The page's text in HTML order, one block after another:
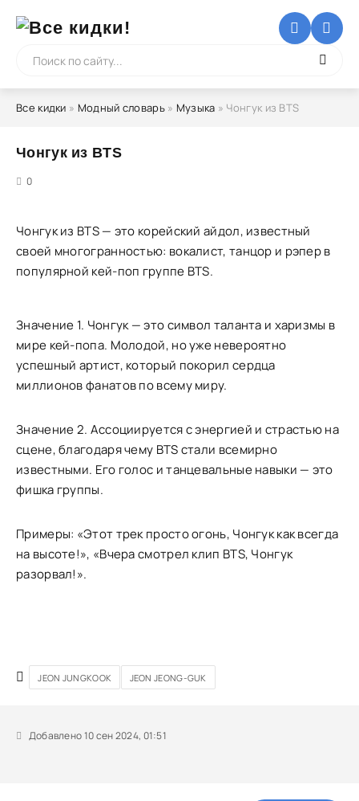
Все кидки » Модный словарь» Музыка » Чонгук из BTS
Чонгук из BTS
0
Чонгук из BTS — это корейский айдол, известный
своей многогранностью: вокалист, танцор и рэпер в
популярной кей-поп группе BTS.
Значение 1. Чонгук — это символ таланта и харизмы в
мире кей-попа. Молодой, но уже невероятно
успешный артист, который покорил сердца
миллионов фанатов по всему миру.
Значение 2. Ассоциируется с энергией и страстью на
сцене, благодаря чему BTS стали всемирно
известными. Его голос и танцевальные навыки — это
фишка группы.
Примеры: «Этот трек просто огонь, Чонгук как всегда
на высоте!», «Вчера смотрел клип BTS, Чонгук
разорвал!».
JEON JUNGKOOK JEON JEONG-GUK
Добавлено 10 сен 2024, 01:51